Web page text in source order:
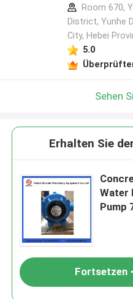
Room 670,
District, Yunhe
City, Hebei
5.0
Sehen
Erhalten Sie
Water
Pump
Fortsetzen